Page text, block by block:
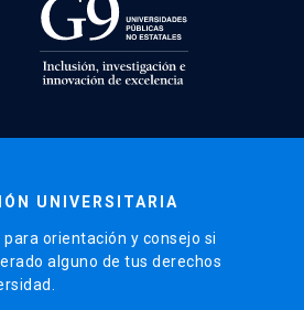
UNIVERSITARIA
orientación y consejo si
alguno de tus derechos